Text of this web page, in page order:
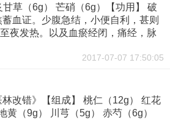
甘草（6g） 芒硝（6g）【功用】 破
血证。少腹急结，小便自利，甚则
夜发热。以及血瘀经闭，痛经，脉
2017-07-07 17:50:05
改错》【组成】 桃仁（12g） 红花
黄（9g） 川芎（5g） 赤芍（6g）